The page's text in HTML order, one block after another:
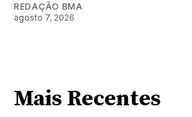
REDAÇÃO BMA
agosto 7, 2026
Mais Recentes